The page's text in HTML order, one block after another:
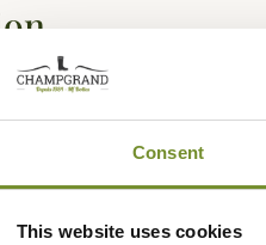
Consent
This website uses cookies
Hunter 2.0 vous
en caoutchouc situé
préhension de votre arme
extensible pour conférer une
compatibles avec les écrans
seront fraîches par temps